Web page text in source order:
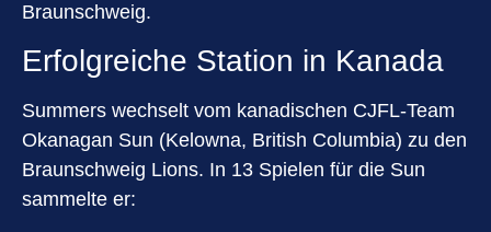
Braunschweig.
Erfolgreiche Station in Kanada
Summers wechselt vom kanadischen CJFL-Team
Okanagan Sun (Kelowna, British Columbia) zu den
Braunschweig Lions. In 13 Spielen für die Sun
sammelte er: